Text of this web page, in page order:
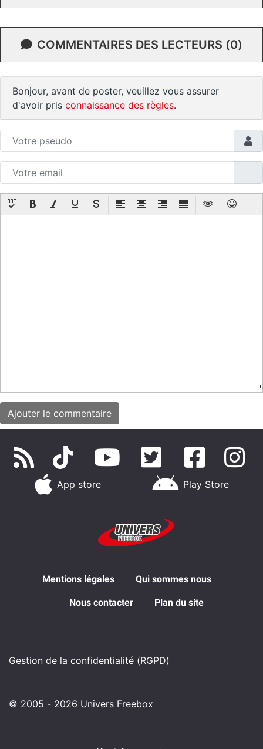
COMMENTAIRES DES LECTEURS (0)
Bonjour, avant de poster, veuillez vous assurer
d'avoir pris connaissance des règles.
App store Play Store
Mentions légales Qui sommes nous
Nous contacter Plan du site
Gestion de la confidentialité (RGPD)
© 2005 - 2026 Univers Freebox